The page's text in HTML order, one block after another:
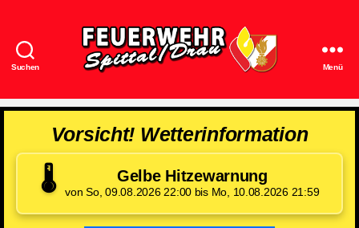
Suchen
Spittal/Drau
Menü
Vorsicht! Wetterinformation
🌡️ Gelbe Hitzewarnung
von So, 09.08.2026 22:00 bis Mo, 10.08.2026 21:59